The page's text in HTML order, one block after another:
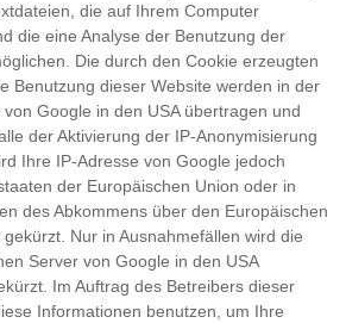
die auf Ihrem Computer
die eine Analyse der Benutzung der
Die durch den Cookie erzeugten
Benutzung dieser Website werden in der
Google in den USA übertragen und
der Aktivierung der IP-Anonymisierung
Ihre IP-Adresse von Google jedoch
der Europäischen Union oder in
des Abkommens über den Europäischen
Nur in Ausnahmefällen wird die
Server von Google in den USA
Im Auftrag des Betreibers dieser
Informationen benutzen, um Ihre